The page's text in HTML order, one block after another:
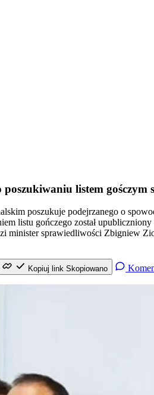
listem gośczym
poszukuje podejrzanego o
listu gończego został
minister sprawiedliwości Zbigniew
Kopiuj link Skopiowano